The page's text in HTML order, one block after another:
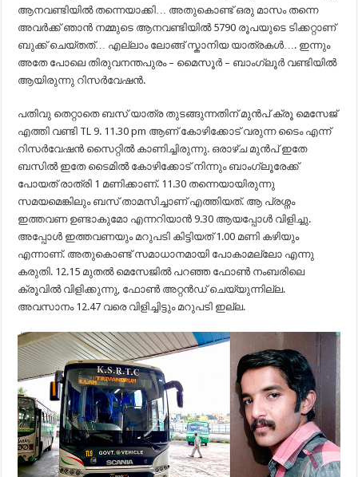
ആനവണ്ടിയില്‍ തന്നെയാക്കി… അതുകൊണ്ട് ഒരു മാസം തന്നെ
അവര്‍ക്ക് ഞാന്‍ നമ്മുടെ ആനവണ്ടിയില്‍ 5790 രൂപയുടെ ടിക്കറ്റാണ്
ബുക്ക് ചെയ്തത്… എല്ലാം ലോങ്ങ് സ്കാനിയ യാത്രകള്‍…. ഇന്നും
അതേ പോലെ തിരുവനന്തപുരം – മൈസൂര്‍ – ബാംഗ്ലൂര്‍ വണ്ടിയില്‍
ആയിരുന്നു റിസര്‍വേഷന്‍.
പതിവു തെറ്റാതെ ബസ് യാത്ര തുടങ്ങുന്നതിന് മുന്‍പ് ക്രൂ മെസേജ്
എത്തി വണ്ടി TL 9. 11.30 pm ആണ് കോഴിക്കോട് വരുന്ന ടൈം എന്ന്
റിസര്‍വേഷന്‍ സൈറ്റില്‍ കാണിച്ചിരുന്നു. ഒരാഴ്ച മുന്‍പ് ഇതേ
ബസില്‍ ഇതേ ടൈമില്‍ കോഴിക്കോട് നിന്നും ബാംഗ്ലൂരേക്ക്
പോയത് രാത്രി 1 മണിക്കാണ്. 11.30 തന്നെയായിരുന്നു
സമയമെങ്കിലും ബസ് താമസിച്ചാണ് എത്തിയത്. ആ പ്രശ്നം
ഇത്തവണ ഉണ്ടാകുമോ എന്നറിയാന്‍ 9.30 ആയപ്പോള്‍ വിളിച്ചു.
അപ്പോള്‍ ഇത്തവണയും മറുപടി കിട്ടിയത് 1.00 മണി കഴിയും
എന്നാണ്. അതുകൊണ്ട് സമാധാനമായി പോകാമല്ലോ എന്നു
കരുതി. 12.15 മുതല്‍ മെസേജില്‍ പറഞ്ഞ ഫോണ്‍ നംബരിലെ
ക്രൂവില്‍ വിളിക്കുന്നു, ഫോണ്‍ അറ്റന്‍ഡ് ചെയ്യുന്നില്ല.
അവസാനം 12.47 വരെ വിളിച്ചിട്ടും മറുപടി ഇല്ല.